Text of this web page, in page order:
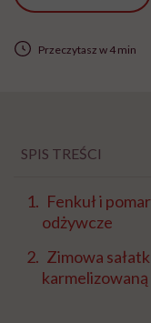
Przeczytasz w 4 min
SPIS TREŚCI
Fenkuł i
odżywcze
Zimowa